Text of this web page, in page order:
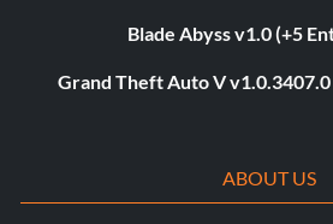
Blade Abyss v1.0 (+5
Grand Theft Auto V
ABOUT US